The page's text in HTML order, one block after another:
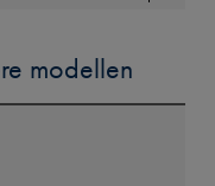
modellen